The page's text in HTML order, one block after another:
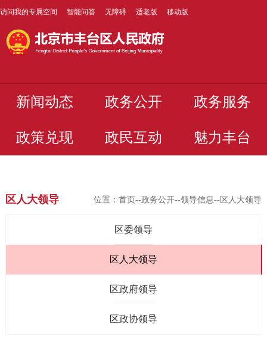
访问我的专属空间 智能问答 无障碍 适老版 移动版
新闻动态 政务公开 政务服务
政策兑现 政民互动 魅力丰台
区人大领导 位置：首页--政务公开--领导信息--区人大领导
区委领导
区人大领导
区政府领导
区政协领导